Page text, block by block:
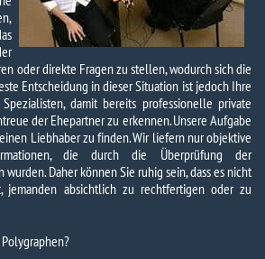
oder direkte Fragen zu stellen, wodurch sich die
Entscheidung in dieser Situation ist jedoch Ihre
damit bereits professionelle private
der Ehepartner zu erkennen. Unsere Aufgabe
Liebhaber zu finden. Wir liefern nur objektive
die durch die Überprüfung der
Daher können Sie ruhig sein, dass es nicht
jemanden absichtlich zu rechtfertigen oder zu